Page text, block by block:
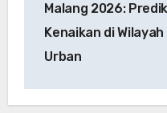
Malang 2026:
Kenaikan di Wilayah
Urban